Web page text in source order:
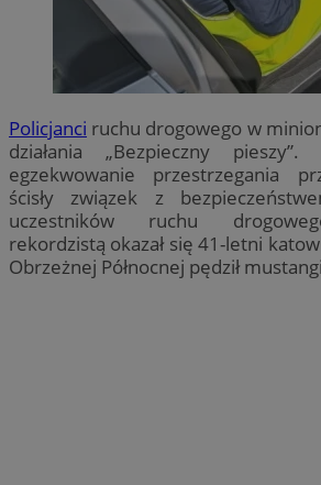
Policjanci ruchu drogowego w
działania „Bezpieczny
egzekwowanie przestrzegania
ścisły związek z
uczestników ruchu
rekordzistą okazał się 41-letni
Obrzeżnej Północnej pędził